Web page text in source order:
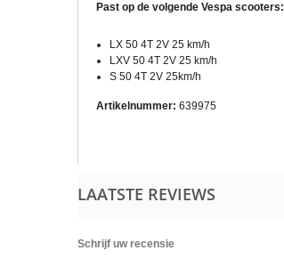
Past op de volgende Vespa scooters:
LX 50 4T 2V 25 km/h
LXV 50 4T 2V 25 km/h
S 50 4T 2V 25km/h
Artikelnummer: 639975
LAATSTE REVIEWS
Schrijf uw recensie